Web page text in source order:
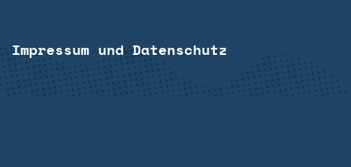
Impressum und Datenschutz